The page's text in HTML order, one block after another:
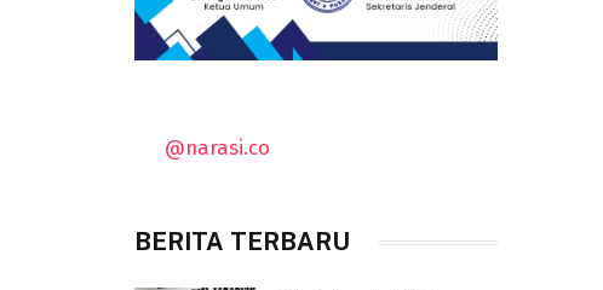
@narasi.co
BERITA TERBARU